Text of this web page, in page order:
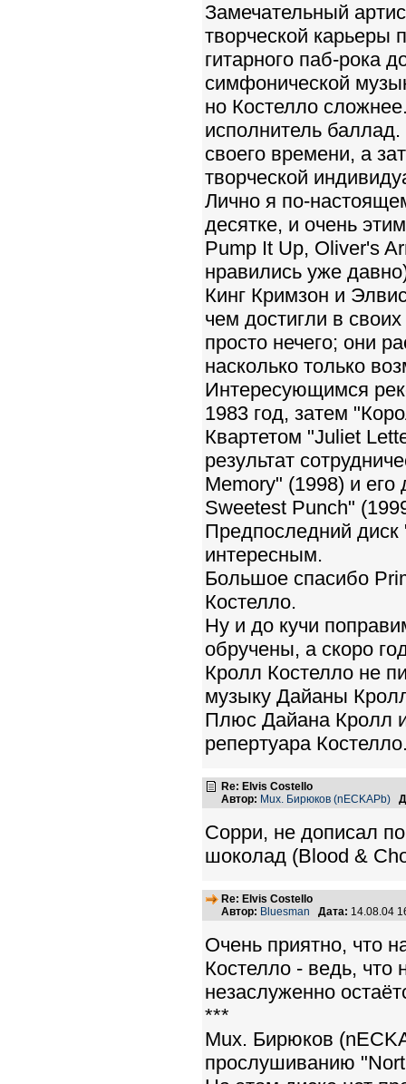
Замечательный
творческой карьеры
гитарного паб-рока
симфонической
но Костелло
исполнитель
своего времени, а
творческой
Лично я по-
десятке, и очень
Pump It Up, Oliver's
нравились уже
Кинг Кримзон и
чем достигли в
просто нечего; они
насколько только
Интересующимся
1983 год, затем
Квартетом "Juliet
результат
Memory" (1998) и
Sweetest Punch"
Предпоследний диск
интересным.
Большое спасибо
Костелло.
Ну и до кучи
обручены, а скоро
Кролл Костелло не
музыку Дайаны
Плюс Дайана Кролл
репертуара
Re: Elvis Costello
Автор: Mux. Бирюков (nECKAPb)
Сорри, не дописал
шоколад (Blood &
Re: Elvis Costello
Автор: Bluesman Дата: 14.08.04
Очень приятно, что
Костелло - ведь, что
незаслуженно
***
Mux. Бирюков
прослушиванию